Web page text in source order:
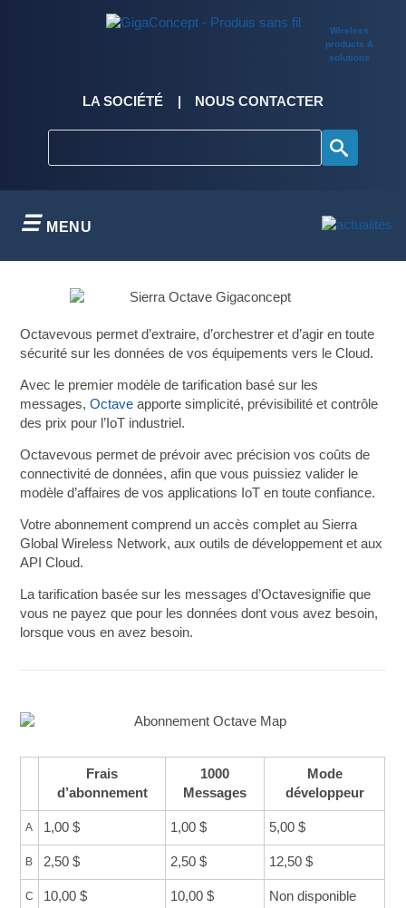
Wireless
products &
solutions
LA SOCIÉTÉ NOUS CONTACTER
MENU
Octavevous permet d’extraire, d’orchestrer et d’agir en toute
sécurité sur les données de vos équipements vers le Cloud.
Avec le premier modèle de tarification basé sur les
messages,Octave apporte simplicité, prévisibilité et contrôle
des prix pour l’IoT industriel.
Octavevous permet de prévoir avec précision vos coûts de
connectivité de données, afin que vous puissiez valider le
modèle d’affaires de vos applications IoT en toute confiance.
Votre abonnement comprend un accès complet au Sierra
Global Wireless Network, aux outils de développement et aux
API Cloud.
La tarification basée sur les messages d’Octavesignifie que
vous ne payez que pour les données dont vous avez besoin,
lorsque vous en avez besoin.
Frais
d’abonnement
1000
Messages
Mode
développeur
A 1,00 $ 1,00 $ 5,00 $
B 2,50 $ 2,50 $ 12,50 $
C 10,00 $ 10,00 $ Non disponible